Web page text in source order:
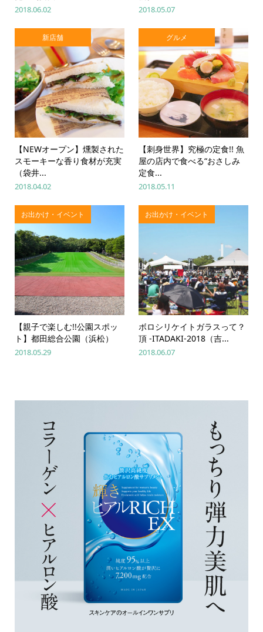
2018.06.02 2018.05.07
新店舗
【NEWオープン】燻製された
スモーキーな香り食材が充実
（袋井...
2018.04.02
グルメ
【刺身世界】究極の定食!! 魚
屋の店内で食べる“おさしみ
定食...
2018.05.11
お出かけ・イベント
【親子で楽しむ!!公園スポッ
ト】都田総合公園（浜松）
2018.05.29
お出かけ・イベント
ボロシリケイトガラスって？
頂 -ITADAKI-2018（吉...
2018.06.07